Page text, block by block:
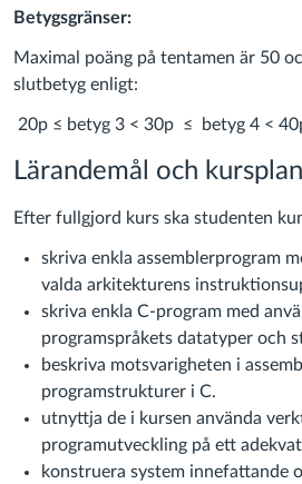
Betygsgränser:
Maximal poäng på tentamen är 50
slutbetyg enligt:
20p ≤ betyg 3 < 30p ≤ betyg 4 <
Lärandemål och kursplan
Efter fullgjord kurs ska studenten
skriva enkla assemblerprogram
valda arkitekturens
skriva enkla C-program med
programspråkets datatyper och
beskriva motsvarigheten i
programstrukturer i C.
utnyttja de i kursen använda
programutveckling på ett
konstruera system innefattande